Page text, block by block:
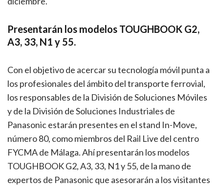
Presentarán los modelos TOUGHBOOK G2,
A3, 33, N1 y 55.
Con el objetivo de acercar su tecnología móvil punta a
los profesionales del ámbito del transporte ferrovial,
los responsables de la División de Soluciones Móviles
y de la División de Soluciones Industriales de
Panasonic estarán presentes en el stand In-Move,
número 80, como miembros del Rail Live del centro
FYCMA de Málaga. Ahí presentarán los modelos
TOUGHBOOK G2, A3, 33, N1 y 55, de la mano de
expertos de Panasonic que asesorarán a los visitantes